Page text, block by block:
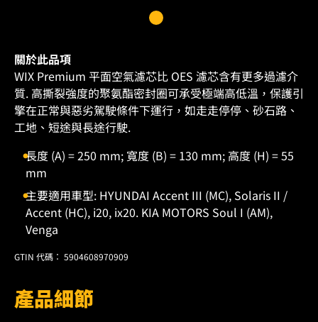
關於此品項
WIX Premium 平面空氣濾芯比 OES 濾芯含有更多過濾介
質. 高撕裂強度的聚氨酯密封圈可承受極端高低溫，保護引
擎在正常與惡劣駕駛條件下運行，如走走停停、砂石路、
工地、短途與長途行駛.
長度 (A) = 250 mm; 寬度 (B) = 130 mm; 高度 (H) = 55
mm
主要適用車型: HYUNDAI Accent III (MC), Solaris II /
Accent (HC), i20, ix20. KIA MOTORS Soul I (AM),
Venga
GTIN 代碼： 5904608970909
產品細節